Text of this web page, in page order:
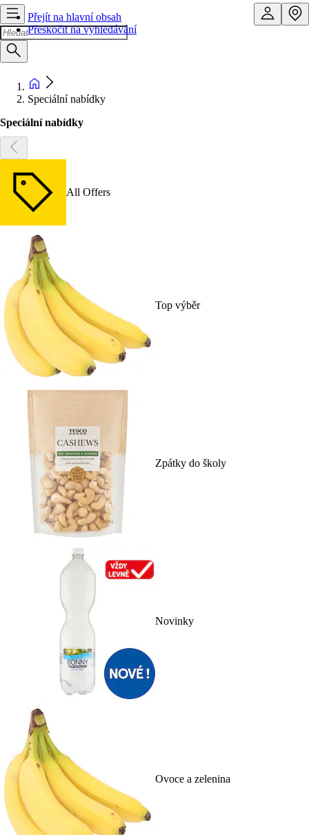
Přejít na hlavní obsah
Přeskočit na vyhledávání
Speciální nabídky
Speciální nabídky
All Offers
Top výběr
Zpátky do školy
Novinky
Ovoce a zelenina